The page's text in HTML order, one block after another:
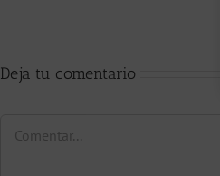
Deja tu comentario